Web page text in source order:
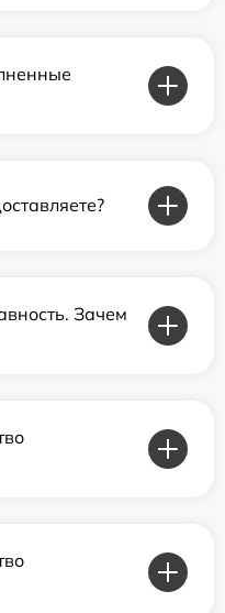
Зачем